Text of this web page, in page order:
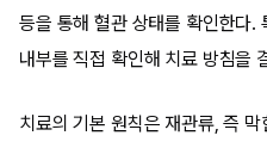
등을 통해 혈관 상태를 확인한다.
내부를 직접 확인해 치료 방침을
치료의 기본 원칙은 재관류, 즉